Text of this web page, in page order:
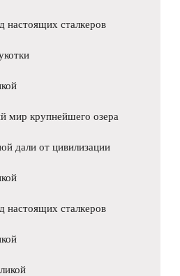
настоящих сталкеров
мир крупнейшего озера
дали от цивилизации
настоящих сталкеров